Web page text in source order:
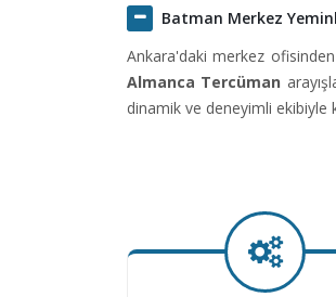
Batman Merkez
Ankara'daki merkez
Almanca Tercüman
dinamik ve deneyimli